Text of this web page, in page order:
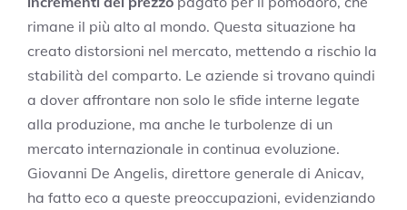
rimane il più alto al mondo. Questa situazione ha
creato distorsioni nel mercato, mettendo a rischio la
stabilità del comparto. Le aziende si trovano quindi
a dover affrontare non solo le sfide interne legate
alla produzione, ma anche le turbolenze di un
mercato internazionale in continua evoluzione.
Giovanni De Angelis, direttore generale di Anicav,
ha fatto eco a queste preoccupazioni, evidenziando